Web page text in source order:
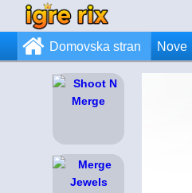
Domovska stran Nove